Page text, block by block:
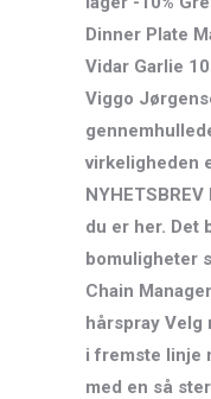
Dinner Plate
Vidar Garlie
Viggo
virkeligheden
du er her. Det
bomuligheter
Chain
hårspray Velg
i fremste linje
med en så